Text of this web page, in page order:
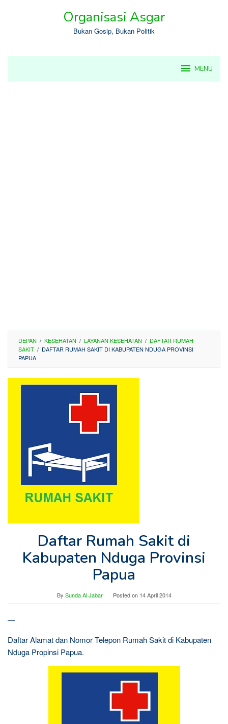
Organisasi Asgar
Bukan Gosip, Bukan Politik
MENU
DEPAN / KESEHATAN / LAYANAN KESEHATAN / DAFTAR RUMAH
SAKIT / DAFTAR RUMAH SAKIT DI KABUPATEN NDUGA PROVINSI
PAPUA
Daftar Rumah Sakit di
Kabupaten Nduga Provinsi
Papua
By Sunda Al Jabar Posted on 14 April 2014
—
Daftar Alamat dan Nomor Telepon Rumah Sakit di Kabupaten
Nduga Propinsi Papua.